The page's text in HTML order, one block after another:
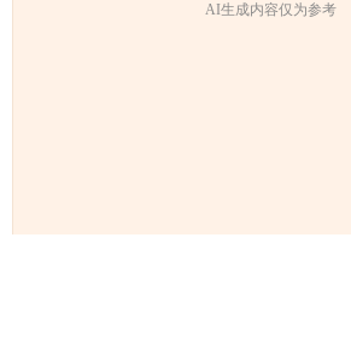
AI生成内容仅为参考